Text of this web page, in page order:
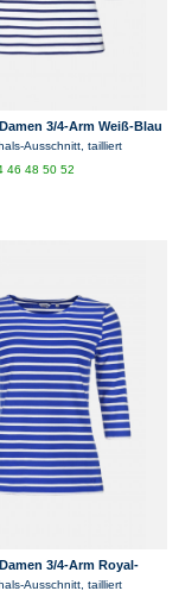
3/4-Arm Weiß-Blau
Ausschnitt, tailliert
46485052
3/4-Arm Royal-
Ringelshirt
Ausschnitt, tailliert